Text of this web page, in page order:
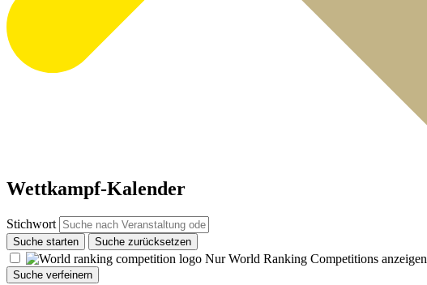
Wettkampf-Kalender
Stichwort
Suche starten Suche zurücksetzen
Nur World Ranking Competitions anzeigen
Suche verfeinern